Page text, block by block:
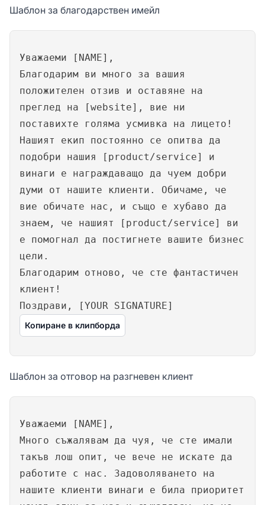
Шаблон за благодарствен имейл
Уважаеми [NAME],
Благодарим ви много за вашия
положителен отзив и оставяне на
преглед на [website], вие ни
поставихте голяма усмивка на лицето!
Нашият екип постоянно се опитва да
подобри нашия [product/service] и
винаги е награждаващо да чуем добри
думи от нашите клиенти. Обичаме, че
вие обичате нас, и също е хубаво да
знаем, че нашият [product/service] ви
е помогнал да постигнете вашите бизнес
цели.
Благодарим отново, че сте фантастичен
клиент!
Поздрави, [YOUR SIGNATURE]
Копиране в клипборда
Шаблон за отговор на разгневен клиент
Уважаеми [NAME],
Много съжалявам да чуя, че сте имали
такъв лош опит, че вече не искате да
работите с нас. Задоволяването на
нашите клиенти винаги е била приоритет